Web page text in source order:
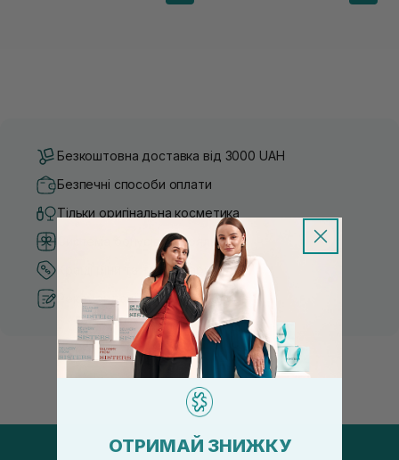
Безкоштовна доставка від 3000 UAH
Безпечні способи оплати
Тільки оригінальна косметика
Система бонусів та лояльності
Кращі ціни та топ товари
Рекомендації від косметологів
ОТРИМАЙ ЗНИЖКУ